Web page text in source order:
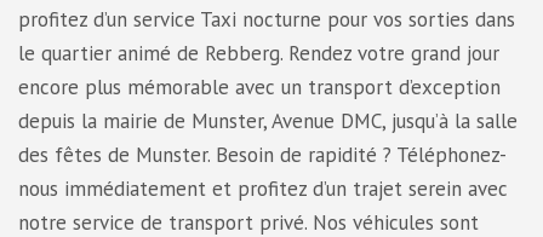
profitez d’un service Taxi nocturne pour vos sorties dans
le quartier animé de Rebberg. Rendez votre grand jour
encore plus mémorable avec un transport d’exception
depuis la mairie de Munster, Avenue DMC, jusqu’à la salle
des fêtes de Munster. Besoin de rapidité ? Téléphonez-
nous immédiatement et profitez d’un trajet serein avec
notre service de transport privé. Nos véhicules sont